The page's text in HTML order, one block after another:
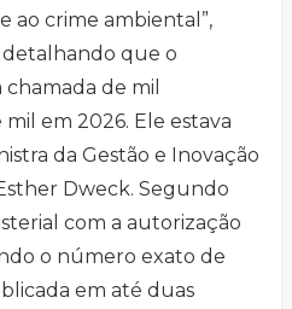
ao crime ambiental”,
que o
de mil
em 2026. Ele estava
da Gestão e Inovação
Dweck. Segundo
com a autorização
o número exato de
em até duas